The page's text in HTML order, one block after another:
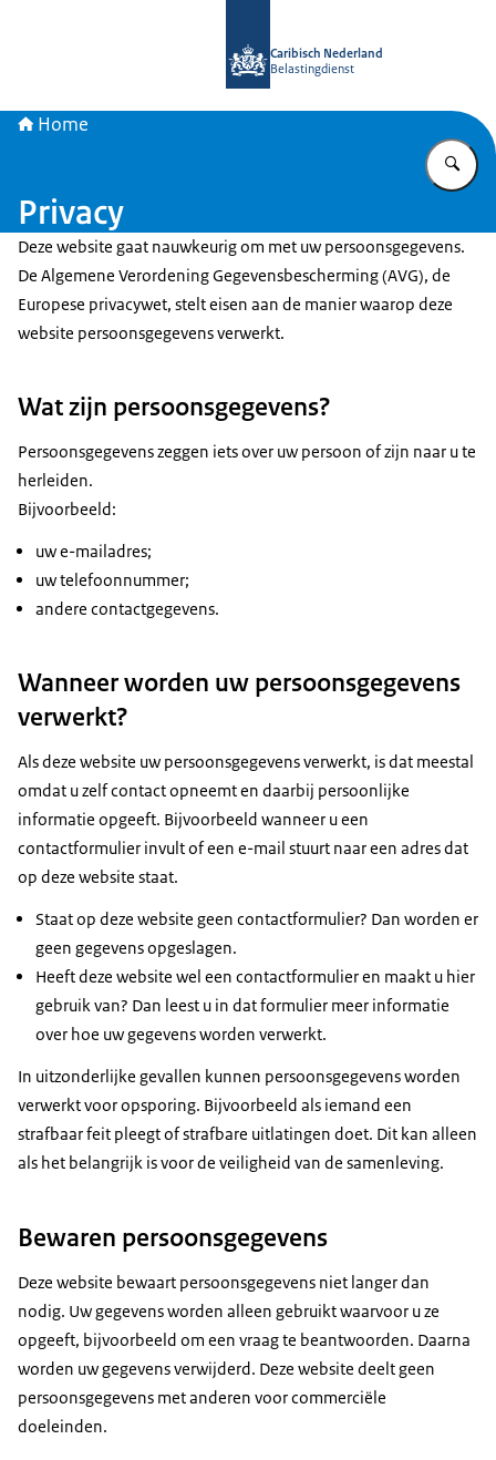
Caribisch Nederland
Belastingdienst
Home
Privacy
Deze website gaat nauwkeurig om met uw persoonsgegevens.
De Algemene Verordening Gegevensbescherming (AVG), de
Europese privacywet, stelt eisen aan de manier waarop deze
website persoonsgegevens verwerkt.
Wat zijn persoonsgegevens?
Persoonsgegevens zeggen iets over uw persoon of zijn naar u te
herleiden.
Bijvoorbeeld:
uw e-mailadres;
uw telefoonnummer;
andere contactgegevens.
Wanneer worden uw persoonsgegevens
verwerkt?
Als deze website uw persoonsgegevens verwerkt, is dat meestal
omdat u zelf contact opneemt en daarbij persoonlijke
informatie opgeeft. Bijvoorbeeld wanneer u een
contactformulier invult of een e-mail stuurt naar een adres dat
op deze website staat.
Staat op deze website geen contactformulier? Dan worden er
geen gegevens opgeslagen.
Heeft deze website wel een contactformulier en maakt u hier
gebruik van? Dan leest u in dat formulier meer informatie
over hoe uw gegevens worden verwerkt.
In uitzonderlijke gevallen kunnen persoonsgegevens worden
verwerkt voor opsporing. Bijvoorbeeld als iemand een
strafbaar feit pleegt of strafbare uitlatingen doet. Dit kan alleen
als het belangrijk is voor de veiligheid van de samenleving.
Bewaren persoonsgegevens
Deze website bewaart persoonsgegevens niet langer dan
nodig. Uw gegevens worden alleen gebruikt waarvoor u ze
opgeeft, bijvoorbeeld om een vraag te beantwoorden. Daarna
worden uw gegevens verwijderd. Deze website deelt geen
persoonsgegevens met anderen voor commerciële
doeleinden.